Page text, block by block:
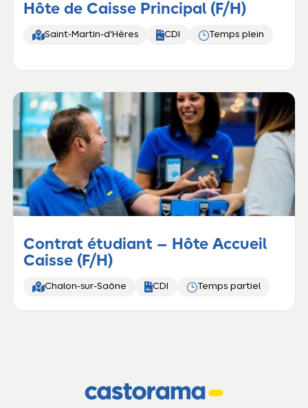
Hôte de Caisse Principal (F/H)
Saint-Martin-d'Hères CDI }Temps plein
Contrat étudiant – Hôte Accueil
Caisse (F/H)
Chalon-sur-Saône CDI }Temps partiel